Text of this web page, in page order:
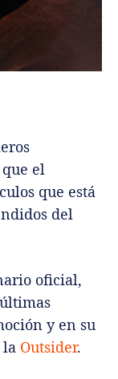
el
que está
del
oficial,
y en su
la Outsider.